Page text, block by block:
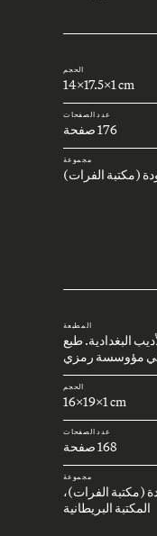
الحجم
14x17.5x1 cm
عدد الصفحات
176 صفحة
مجموعة
(مكتبة الفرات)
المطبعة
البغدادية. طبع
مؤوسسة رمزي
الحجم
16x19x1 cm
عدد الصفحات
168 صفحة
مجموعة
(مكتبة الفرات)،
المكتبة البريطانية